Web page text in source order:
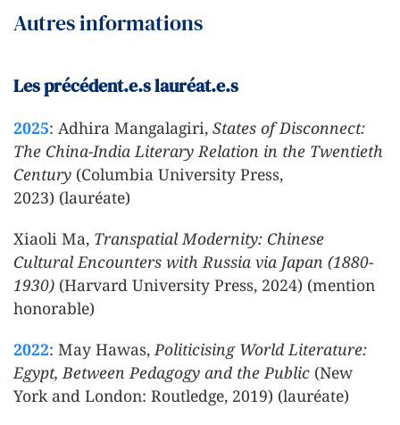
Autres informations
Les précédent.e.s lauréat.e.s
2025: Adhira Mangalagiri, States of Disconnect:
The China-India Literary Relation in the Twentieth
Century (Columbia University Press,
2023) (lauréate)
Xiaoli Ma, Transpatial Modernity: Chinese
Cultural Encounters with Russia via Japan (1880-
1930) (Harvard University Press, 2024) (mention
honorable)
2022: May Hawas,Politicising World Literature:
Egypt, Between Pedagogy and the Public (New
York and London: Routledge, 2019) (lauréate)